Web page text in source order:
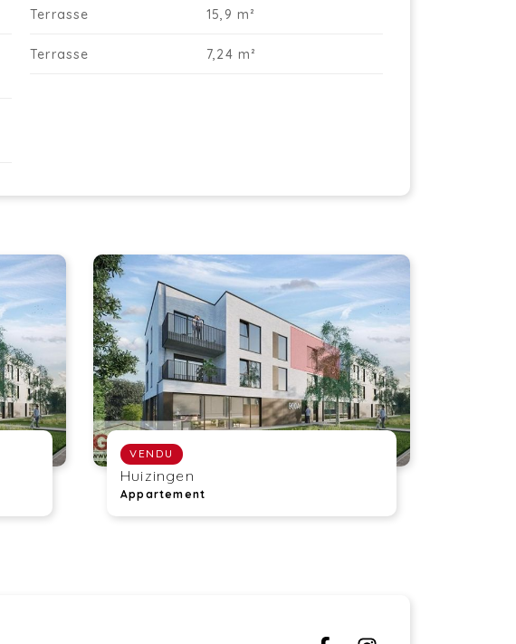
Terrasse 15,9 m²
Terrasse 7,24 m²
VENDU
Huizingen
Appartement